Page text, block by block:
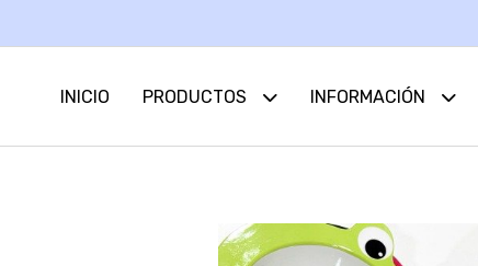
INICIO PRODUCTOS INFORMACIÓN